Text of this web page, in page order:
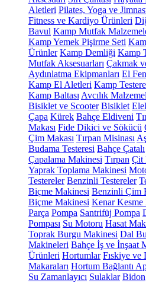
Aletleri Pilates, Yoga ve
Fitness ve Kardiyo Ürünleri
Bavul Kamp Mutfak
Kamp Yemek Pişirme Seti
Ürünler Kamp Demliği Kamp
Mutfak Aksesuarları Çakmak
Aydınlatma Ekipmanları El
Kamp El Aletleri Kamp
Kamp Baltası Avcılık
Bisiklet ve Scooter Bisiklet
Çapa Kürek Bahçe Eldiveni
Makası Fide Dikici ve Sökücü
Çim Makası Tırpan Misinası
Budama Testeresi Bahçe Çatalı
Çapalama Makinesi Tırpan Çit
Yaprak Toplama Makinesi
Testereler Benzinli Testereler
Biçme Makinesi Benzinli Çim
Biçme Makinesi Kenar Kesme
Parça Pompa Santrifüj Pompa
Pompası Su Motoru Hasat
Toprak Burgu Makinesi Dal
Makineleri Bahçe İş ve İnşaat
Ürünleri Hortumlar Fıskiye ve
Makaraları Hortum Bağlantı
Su Zamanlayıcı Sulaklar Bidon